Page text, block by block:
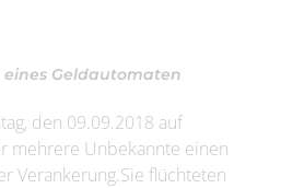
Geldautomaten
den 09.09.2018 auf
mehrere Unbekannte einen
Verankerung.Sie flüchteten